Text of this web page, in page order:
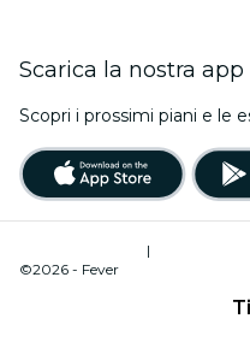
Scarica la nostra app
Scopri i prossimi piani e le
|
©2026 - Fever